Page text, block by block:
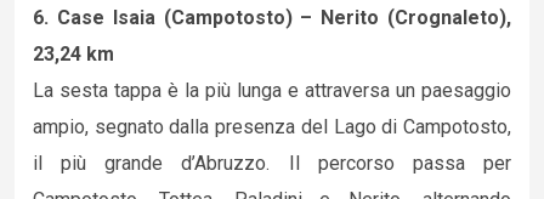
6. Case Isaia (Campotosto) – Nerito (Crognaleto),
23,24 km
La sesta tappa è la più lunga e attraversa un paesaggio
ampio, segnato dalla presenza del Lago di Campotosto,
il più grande d’Abruzzo. Il percorso passa per